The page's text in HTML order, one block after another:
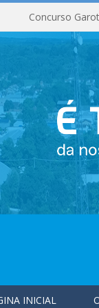
Concurso
INICIAL